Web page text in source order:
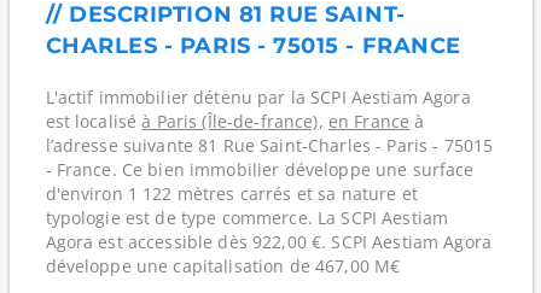
// DESCRIPTION 81 RUE SAINT-
CHARLES - PARIS - 75015 - FRANCE
L'actif immobilier détenu par la SCPI Aestiam Agora
est localiséà Paris (Île-de-france), en France à
l’adresse suivante 81 Rue Saint-Charles - Paris - 75015
- France. Ce bien immobilier développe une surface
d'environ 1 122 mètres carrés et sa nature et
typologie est de type commerce. La SCPI Aestiam
Agora est accessible dès 922,00 €. SCPI Aestiam Agora
développe une capitalisation de 467,00 M€